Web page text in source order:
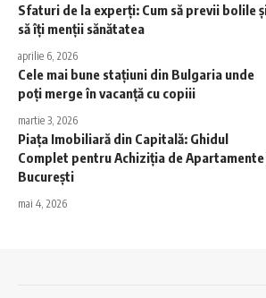
Sfaturi de la experți: Cum să previi bolile
să îți menții sănătatea
aprilie 6, 2026
Cele mai bune stațiuni din Bulgaria unde
poți merge în vacanță cu copiii
martie 3, 2026
Piața Imobiliară din Capitală: Ghidul
Complet pentru Achiziția de
București
mai 4, 2026